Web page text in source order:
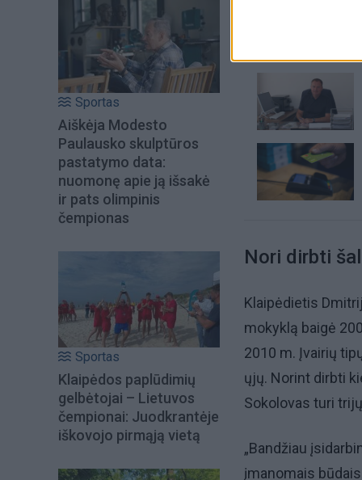
Sportas
Aiškėja Modesto
Paulausko skulptūros
pastatymo data:
nuomonę apie ją išsakė
ir pats olimpinis
čempionas
Sportas
Klaipėdos paplūdimių
gelbėtojai – Lietuvos
čempionai: Juodkrantėje
iškovojo pirmąją vietą
Nori dirbti
Klaipėdietis
mokyklą baigė
2010 m. Įvairių
ųjų. Norint dirbti
Sokolovas turi
„Bandžiau
įmanomais